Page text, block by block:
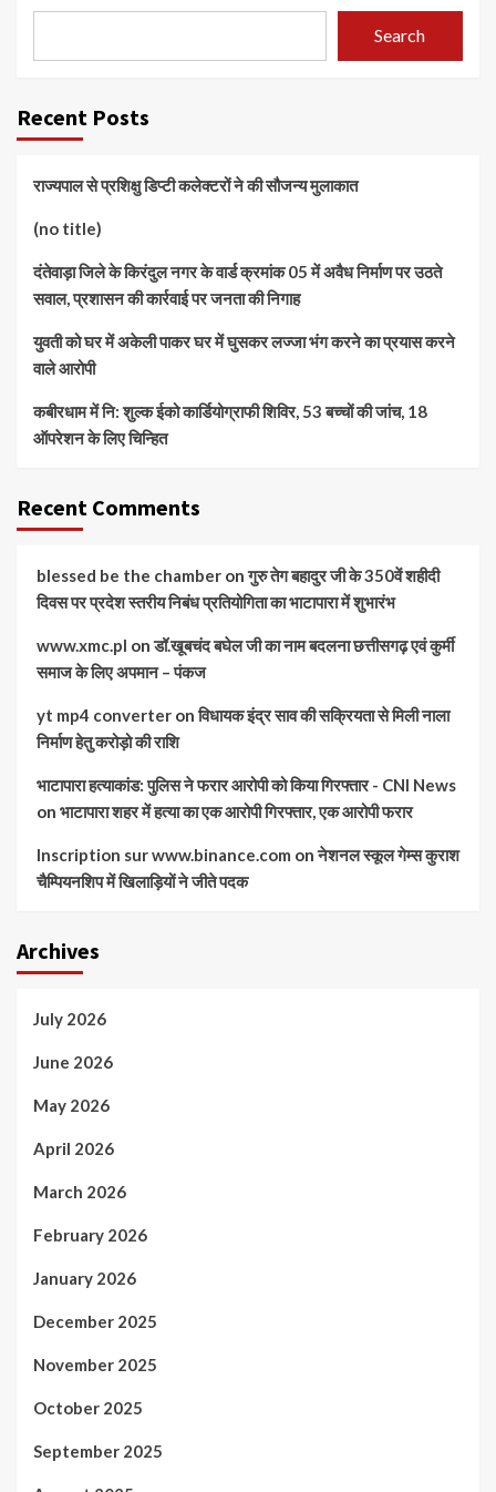
Search
Recent Posts
राज्यपाल से प्रशिक्षु डिप्टी कलेक्टरों ने की सौजन्य मुलाकात
(no title)
दंतेवाड़ा जिले के किरंदुल नगर के वार्ड क्रमांक 05 में अवैध निर्माण पर उठते
सवाल, प्रशासन की कार्रवाई पर जनता की निगाह
युवती को घर में अकेली पाकर घर में घुसकर लज्जा भंग करने का प्रयास करने
वाले आरोपी
कबीरधाम में नि: शुल्क ईको कार्डियोग्राफी शिविर, 53 बच्चों की जांच, 18
ऑपरेशन के लिए चिन्हित
Recent Comments
blessed be the chamber onगुरु तेग बहादुर जी के 350वें शहीदी
दिवस पर प्रदेश स्तरीय निबंध प्रतियोगिता का भाटापारा में शुभारंभ
www.xmc.pl onडॉ.खूबचंद बघेल जी का नाम बदलना छत्तीसगढ़ एवं कुर्मी
समाज के लिए अपमान – पंकज
yt mp4 converter onविधायक इंद्र साव की सक्रियता से मिली नाला
निर्माण हेतु करोड़ो की राशि
भाटापारा हत्याकांड: पुलिस ने फरार आरोपी को किया गिरफ्तार - CNI News
on भाटापारा शहर में हत्या का एक आरोपी गिरफ्तार, एक आरोपी फरार
Inscription sur www.binance.com onनेशनल स्कूल गेम्स कुराश
चैम्पियनशिप में खिलाड़ियों ने जीते पदक
Archives
July 2026
June 2026
May 2026
April 2026
March 2026
February 2026
January 2026
December 2025
November 2025
October 2025
September 2025